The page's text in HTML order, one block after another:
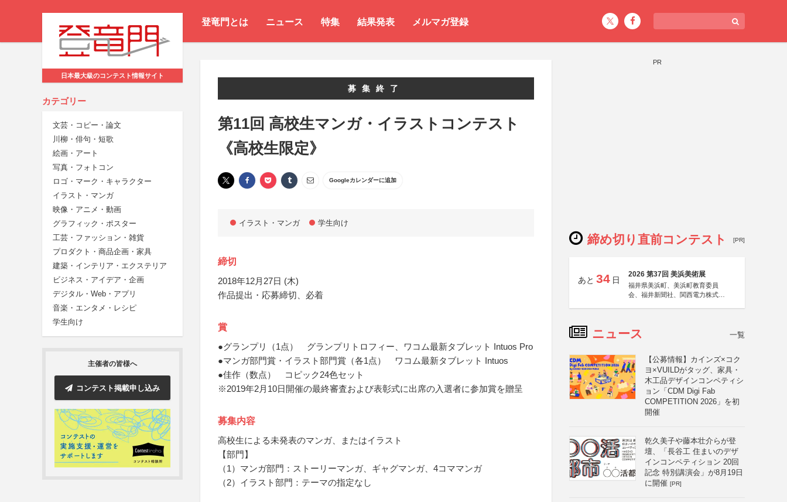
登竜門とは ニュース 特集 結果発表 メルマガ登録
日本最大級のコンテスト情報サイト
カテゴリー
文芸・コピー・論文
川柳・俳句・短歌
絵画・アート
写真・フォトコン
ロゴ・マーク・キャラクター
イラスト・マンガ
映像・アニメ・動画
グラフィック・ポスター
工芸・ファッション・雑貨
プロダクト・商品企画・家具
建築・インテリア・エクステリア
ビジネス・アイデア・企画
デジタル・Web・アプリ
音楽・エンタメ・レシピ
学生向け
主催者の皆様へ
コンテスト掲載申し込み
募集終了
第11回 高校生マンガ・イラストコンテスト
《高校生限定》
Googleカレンダーに追加
イラスト・マンガ 学生向け
締切
2018年12月27日 (木)
作品提出・応募締切、必着
賞
●グランプリ（1点） グランプリトロフィー、ワコム最新タブレット Intuos Pro
●マンガ部門賞・イラスト部門賞（各1点） ワコム最新タブレット Intuos
●佳作（数点） コピック24色セット
※2019年2月10日開催の最終審査および表彰式に出席の入選者に参加賞を贈呈
募集内容
高校生による未発表のマンガ、またはイラスト
【部門】
（1）マンガ部門：ストーリーマンガ、ギャグマンガ、4コママンガ
（2）イラスト部門：テーマの指定なし
PR
締め切り直前コンテスト [PR]
あと 34 日
2026 第37回 美浜美術展
福井県美浜町、美浜町教育委員
会、福井新聞社、関西電力株式会
ニュース 一覧
【公募情報】カインズ×コク
ヨ×VUILDがタッグ、家具・
木工品デザインコンペティシ
ョン「CDM Digi Fab
COMPETITION 2026」を初
開催
乾久美子や藤本壮介らが登
壇、「長谷工 住まいのデザ
インコンペティション 20回
記念 特別講演会」が8月19日
に開催 [PR]